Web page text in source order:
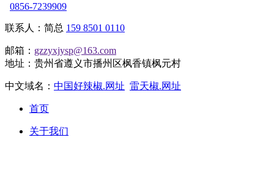
0856-7239909
联系人：简总 159 8501 0110
邮箱： gzzyxjysp@163.com
地址：贵州省遵义市播州区枫香镇枫元村
中文域名： 中国好辣椒.网址 雷天椒.网址
首页
关于我们